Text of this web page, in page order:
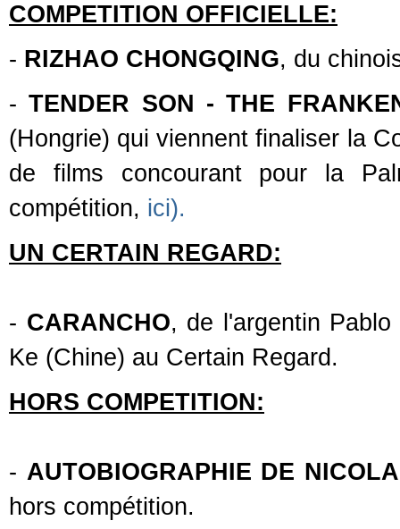
COMPETITION OFFICIELLE:
- RIZHAO CHONGQING, du
-TENDER SON - THE
(Hongrie) qui viennent finaliser la
de films concourant pour la
compétition, ici).
UN CERTAIN REGARD:
- CARANCHO, de l'argentin
Ke (Chine) au Certain Regard.
HORS COMPETITION:
- AUTOBIOGRAPHIE DE
hors compétition.